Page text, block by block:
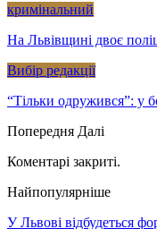
кримінальний
На Львівщині двоє
Вибір редакції
“Тільки одружився”: у
Попередня Далі
Коментарі закриті.
Найпопулярніше
У Львові відбудеться